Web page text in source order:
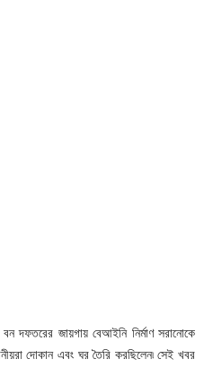
দফতরের জায়গায় বেআইনি নির্মাণ সরানোকে
দোকান এবং ঘর তৈরি করছিলেন৷ সেই খবর